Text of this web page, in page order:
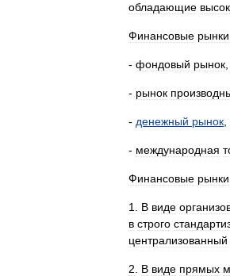
обладающие
Финансовые рынки
- фондовый рынок
- рынок
- денежный рынок
- международная
Финансовые рынки
1 В виде
в строго
централизованный
2 В виде прямых